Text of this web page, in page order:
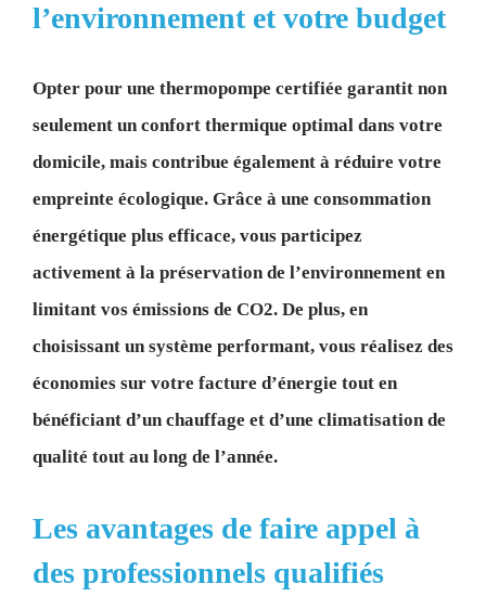
l’environnement et votre budget
Opter pour une thermopompe certifiée garantit non
seulement un confort thermique optimal dans votre
domicile, mais contribue également à réduire votre
empreinte écologique. Grâce à une consommation
énergétique plus efficace, vous participez
activement à la préservation de l’environnement en
limitant vos émissions de CO2. De plus, en
choisissant un système performant, vous réalisez des
économies sur votre facture d’énergie tout en
bénéficiant d’un chauffage et d’une climatisation de
qualité tout au long de l’année.
Les avantages de faire appel à
des professionnels qualifiés